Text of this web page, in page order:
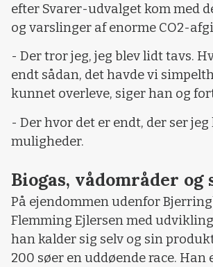
efter Svarer-udvalget kom med
og varslinger af enorme CO2-
- Der tror jeg, jeg blev lidt tavs.
endt sådan, det havde vi
kunnet overleve, siger han og
- Der hvor det er endt, der ser
muligheder.
Biogas, vådområder og
På ejendommen udenfor
Flemming Ejlersen med
han kalder sig selv og sin
200 søer en uddøende race. Han